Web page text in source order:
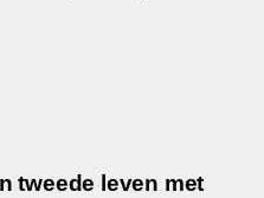
tweede leven met